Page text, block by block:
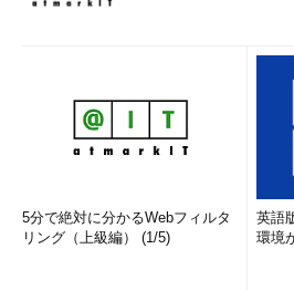
5分で絶対に分かるWebフィルタ
リング（上級編） (1/5)
英語
環境